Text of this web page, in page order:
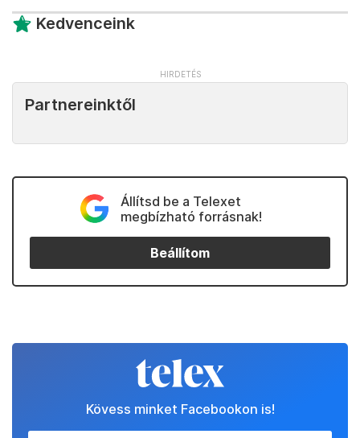
Kedvenceink
Partnereinktől
Állítsd be a Telexet
megbízható forrásnak!
Beállítom
Kövess minket Facebookon is!